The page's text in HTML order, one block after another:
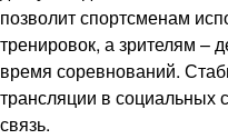
позволит спортсменам
тренировок, а зрителям –
время соревнований.
трансляции в социальных
связь.